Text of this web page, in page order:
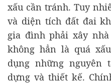
xấu cần tránh. Tuy
và diện tích đất đai
gia đình phải xây
không hẳn là quá
dụng những nguyên
dựng và thiết kế.